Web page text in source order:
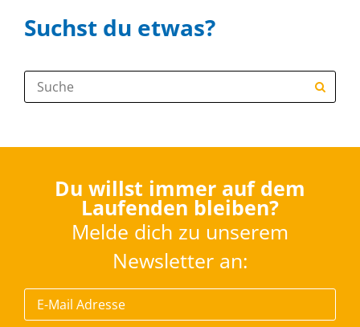
Suchst du etwas?
Suche:
Du willst immer auf dem
Laufenden bleiben?
Melde dich zu unserem
Newsletter an: